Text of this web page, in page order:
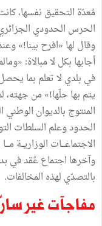
مُعدّة التحقيق نفسها،
الحرس الحدودي
وقال لها «افرح بينا!»
أجابها بكل لا مبالاة:
في بلدي لا تعلم بما
يتم بها حلّها!» من
المنتوج بالديوان
الحدود وعلم السلطات
الاجتماعـــات الوزاريــة
بالتصدّي لهذه المخالفات.
مفاجآت غير